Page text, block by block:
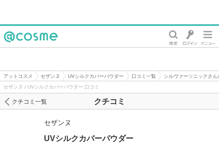
アットコスメ セザンヌ UVシルクカバーパウダー 口コミ一覧
シルヴァーソニックさん
セザンヌ / UVシルクカバーパウダー 口コミ
クチコミ
クチコミ一覧
セザンヌ
UVシルクカバーパウダー